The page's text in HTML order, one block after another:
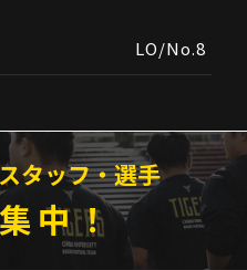
LO/No.8
タッフ・選手
中！